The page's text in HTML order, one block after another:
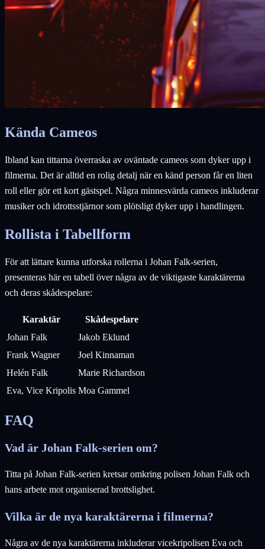
Kända Cameos
Ibland kan tittarna överraska av oväntade cameos som dyker upp i
filmerna. Det är alltid en rolig detalj när en känd person får en liten
roll eller gör ett kort gästspel. Några minnesvärda cameos inkluderar
musiker och idrottsstjärnor som plötsligt dyker upp i handlingen.
Rollista i Tabellform
För att lättare kunna utforska rollerna i Johan Falk-serien,
presenteras här en tabell över några av de viktigaste karaktärerna
och deras skådespelare:
Karaktär
Skådespelare
Johan Falk
Jakob Eklund
Frank Wagner
Joel Kinnaman
Helén Falk
Marie Richardson
Eva, Vice Kripolis Moa Gammel
FAQ
Vad är Johan Falk-serien om?
Titta på Johan Falk-serien kretsar omkring polisen Johan Falk och
hans arbete mot organiserad brottslighet.
Vilka är de nya karaktärerna i filmerna?
Några av de nya karaktärerna inkluderar vicekripolisen Eva och